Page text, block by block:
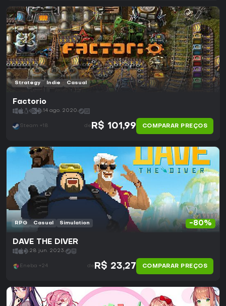
Strategy Indie Casual
Factorio
14 ago. 2020
Steam +18 de R$ 101,99 COMPARAR PREÇOS
-80%
RPG Casual Simulation
DAVE THE DIVER
28 jun. 2023
Eneba +24 de R$ 23,27 COMPARAR PREÇOS